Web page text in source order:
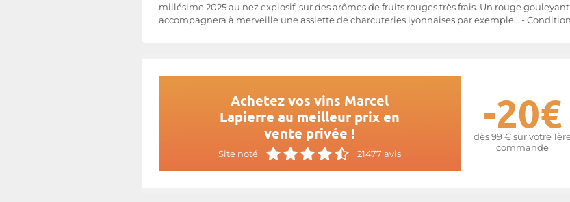
millésime 2025 au nez explosif, sur des arômes de fruits rouges très frais. Un rouge
accompagnera à merveille une assiette de charcuteries lyonnaises par exemple… -
Achetez vos vins Marcel
Lapierre au meilleur prix en
vente privée !
Site noté 21477 avis
-20€
dès 99 € sur votre
commande